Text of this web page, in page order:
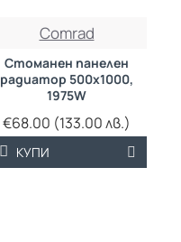
ТРАЙНО НИСКА
Comrad
Стоманен панелен
радиатор 500х1000,
1975W
€68.00 (133.00 лв.)
КУПИ